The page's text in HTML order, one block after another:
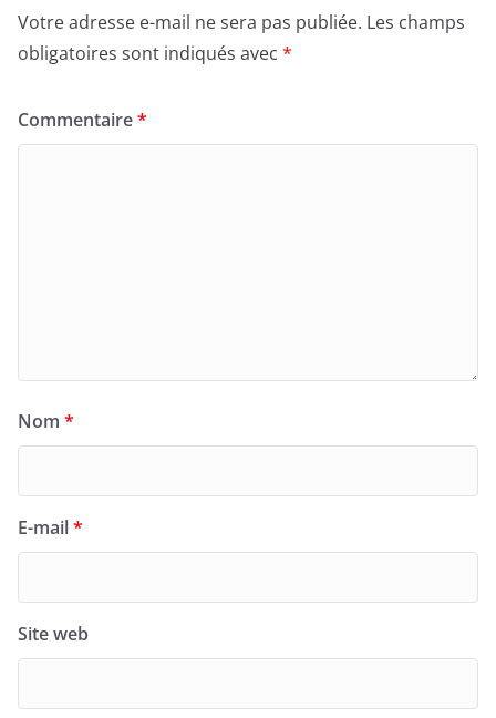
Votre adresse e-mail ne sera pas publiée. Les champs
obligatoires sont indiqués avec *
Commentaire*
Nom *
E-mail*
Site web